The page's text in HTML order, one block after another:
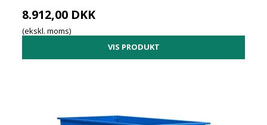
8.912,00 DKK
(ekskl. moms)
VIS PRODUKT